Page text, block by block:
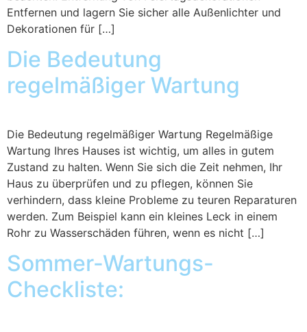
Entfernen und lagern Sie sicher alle Außenlichter und
Dekorationen für […]
Die Bedeutung
regelmäßiger Wartung
Die Bedeutung regelmäßiger Wartung Regelmäßige
Wartung Ihres Hauses ist wichtig, um alles in gutem
Zustand zu halten. Wenn Sie sich die Zeit nehmen, Ihr
Haus zu überprüfen und zu pflegen, können Sie
verhindern, dass kleine Probleme zu teuren Reparaturen
werden. Zum Beispiel kann ein kleines Leck in einem
Rohr zu Wasserschäden führen, wenn es nicht […]
Sommer-Wartungs-
Checkliste: